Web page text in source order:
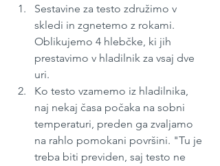
Sestavine za testo združimo v
skledi in zgnetemo z rokami.
Oblikujemo 4 hlebčke, ki jih
prestavimo v hladilnik za vsaj dve
uri.
Ko testo vzamemo iz hladilnika,
naj nekaj časa počaka na sobni
temperaturi, preden ga zvaljamo
na rahlo pomokani površini. "Tu je
treba biti previden, saj testo ne